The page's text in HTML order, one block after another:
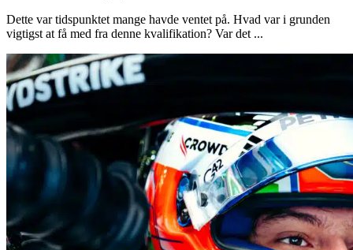
Dette var tidspunktet mange havde ventet på. Hvad var i grunden
vigtigst at få med fra denne kvalifikation? Var det ...